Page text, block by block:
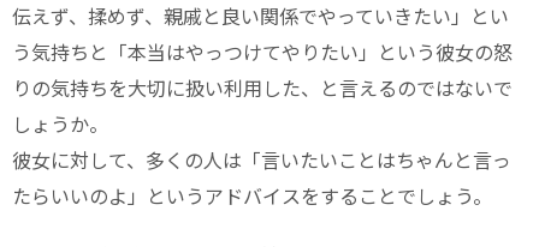
伝えず、揉めず、親戚と良い関係でやっていきたい」とい
う気持ちと「本当はやっつけてやりたい」という彼女の怒
りの気持ちを大切に扱い利用した、と言えるのではないで
しょうか。
彼女に対して、多くの人は「言いたいことはちゃんと言っ
たらいいのよ」というアドバイスをすることでしょう。